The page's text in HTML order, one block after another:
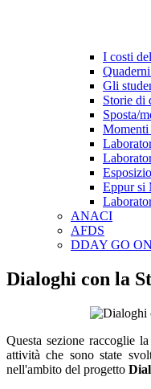
I costi
Gli
Storie di
Sposta/
Momenti
Eppur si
ANACI
AFDS
DDAY GO
Dialoghi con la
Questa sezione raccoglie
attività che sono state
nell'ambito del progetto